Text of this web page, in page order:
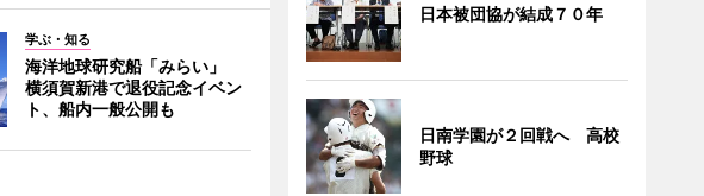
学ぶ・知る
海洋地球研究船「みらい」
横須賀新港で退役記念イベン
ト、船内一般公開も
日本被団協が結成７０年
日南学園が２回戦へ 高校
野球